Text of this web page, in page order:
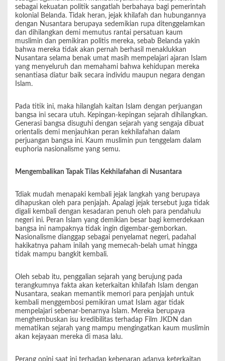
sebagai kekuatan politik sangatlah berbahaya bagi pemerintah
kolonial Belanda. Tidak heran, jejak khilafah dan hubungannya
dengan Nusantara berupaya sedemikian rupa ditenggelamkan
dan dihilangkan demi memutus rantai persatuan kaum
muslimin dan pemikiran politis mereka, sebab Belanda yakin
bahwa mereka tidak akan pernah berhasil menaklukkan
Nusantara selama benak umat masih mempelajari ajaran Islam
yang menyeluruh dan memahami bahwa kehidupan mereka
senantiasa diatur baik secara individu maupun negara dengan
Islam.
Pada titik ini, maka hilanglah kaitan Islam dengan perjuangan
bangsa ini secara utuh. Kepingan-kepingan sejarah dihilangkan.
Generasi bangsa disuguhi dengan sejarah yang sengaja dibuat
orientalis demi menjauhkan peran kekhilafahan dalam
perjuangan bangsa ini. Kaum muslimin pun tenggelam dalam
euphoria nasionalisme yang semu.
Mengembalikan Tapak Tilas Kekhilafahan di Nusantara
Tdiak mudah menapaki kembali jejak langkah yang berupaya
dihapuskan oleh para penjajah. Apalagi jejak tersebut juga tidak
digali kembali dengan kesadaran penuh oleh para pendahulu
negeri ini. Peran Islam yang demikian besar bagi kemerdekaan
bangsa ini nampaknya tidak ingin digembar-gemborkan.
Nasionalisme dianggap sebagai penyelamat negeri, padahal
hakikatnya paham inilah yang memecah-belah umat hingga
tidak mampu bangkit kembali.
Oleh sebab itu, penggalian sejarah yang berujung pada
terangkumnya fakta akan keterkaitan khilafah Islam dengan
Nusantara, seakan memantik memori para penjajah untuk
kembali menggembosi pemikiran umat Islam agar tidak
mempelajari sebenar-benarnya Islam. Mereka berupaya
menghembuskan isu kredibilitas terhadap Film JKDN dan
mematikan sejarah yang mampu mengingatkan kaum muslimin
akan kejayaan mereka di masa lalu.